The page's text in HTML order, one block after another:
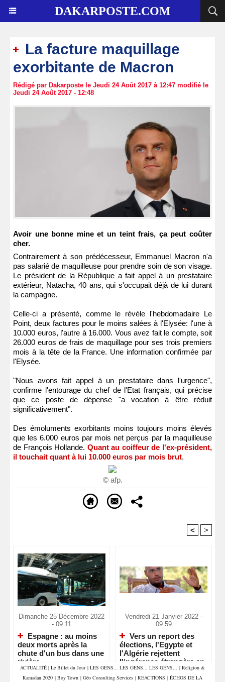
DAKARPOSTE.COM
La facture maquillage
exorbitante de Macron
Rédigé par Dakarposte le Jeudi 24 Août 2017 à 12:47 modifié le
Jeudi 24 Août 2017 - 12:48
Avoir une bonne mine et un teint frais, ça peut coûter
cher.
Contrairement à son prédécesseur, Emmanuel Macron n'a
pas salarié de maquilleuse pour prendre soin de son visage.
Le président de la République a fait appel à un prestataire
extérieur, Natacha, 40 ans, qui s'occupait déjà de lui durant
la campagne.
Celle-ci a présenté, comme le révèle l'hebdomadaire Le
Point, deux factures pour le moins salées à l'Elysée: l'une à
10.000 euros, l'autre à 16.000. Vous avez fait le compte, soit
26.000 euros de frais de maquillage pour ses trois premiers
mois à la tête de la France. Une information confirmée par
l'Elysée.
"Nous avons fait appel à un prestataire dans l'urgence",
confirme l'entourage du chef de l'Etat français, qui précise
que ce poste de dépense "a vocation à être réduit
significativement".
Des émoluments exorbitants moins toujours moins élevés
que les 6.000 euros par mois net perçus par la maquilleuse
de François Hollande. Quant au coiffeur de l'ex-président,
il touchait quant à lui 10.000 euros par mois brut.
© afp.
< >
Dimanche 25 Décembre 2022
- 09:11
Espagne : au moins
deux morts après la
chute d'un bus dans une
rivière
Vendredi 21 Janvier 2022 -
09:59
Vers un report des
élections, l'Egypte et
l'Algérie rejettent
l'ingérence étrangère en
Libye
ACTUALITÉ | Le Billet du Jour | LES GENS... LES GENS... LES GENS... | Religion &
Ramadan 2020 | Boy Town | Géo Consulting Services | REACTIONS | ÉCHOS DE LA